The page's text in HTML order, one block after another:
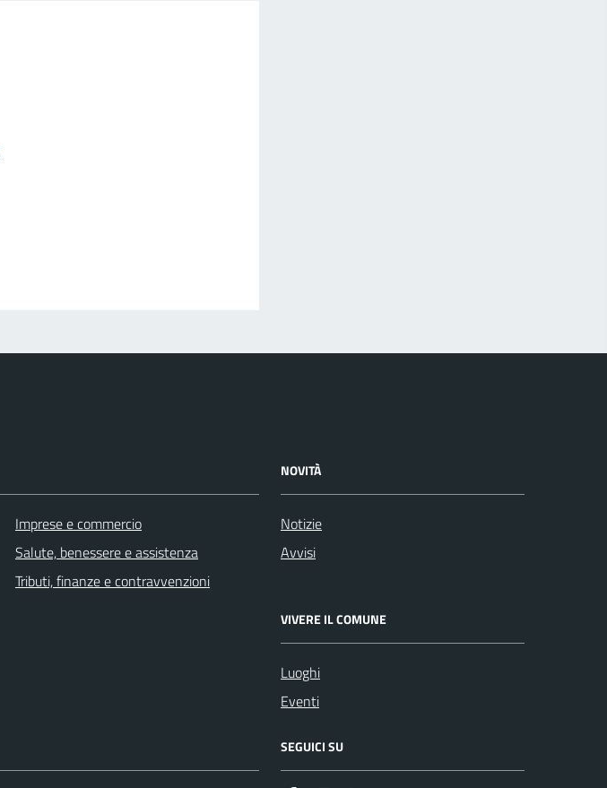
Imprese e commercio
Salute, benessere e assistenza
Tributi, finanze e contravvenzioni
NOVITÀ
Notizie
Avvisi
VIVERE IL COMUNE
Luoghi
Eventi
SEGUICI SU